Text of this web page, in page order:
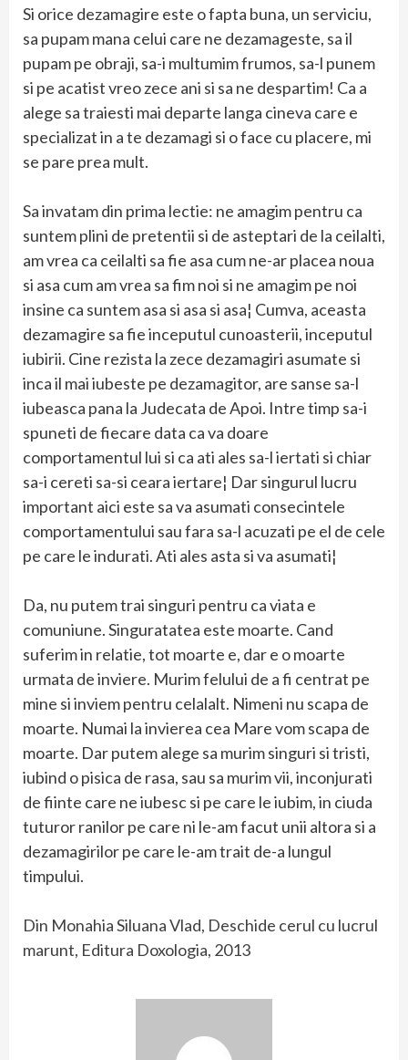
Si orice dezamagire este o fapta buna, un serviciu,
sa pupam mana celui care ne dezamageste, sa il
pupam pe obraji, sa-i multumim frumos, sa-l punem
si pe acatist vreo zece ani si sa ne despartim! Ca a
alege sa traiesti mai departe langa cineva care e
specializat in a te dezamagi si o face cu placere, mi
se pare prea mult.
Sa invatam din prima lectie: ne amagim pentru ca
suntem plini de pretentii si de asteptari de la ceilalti,
am vrea ca ceilalti sa fie asa cum ne-ar placea noua
si asa cum am vrea sa fim noi si ne amagim pe noi
insine ca suntem asa si asa si asa¦ Cumva, aceasta
dezamagire sa fie inceputul cunoasterii, inceputul
iubirii. Cine rezista la zece dezamagiri asumate si
inca il mai iubeste pe dezamagitor, are sanse sa-l
iubeasca pana la Judecata de Apoi. Intre timp sa-i
spuneti de fiecare data ca va doare
comportamentul lui si ca ati ales sa-l iertati si chiar
sa-i cereti sa-si ceara iertare¦ Dar singurul lucru
important aici este sa va asumati consecintele
comportamentului sau fara sa-l acuzati pe el de cele
pe care le indurati. Ati ales asta si va asumati¦
Da, nu putem trai singuri pentru ca viata e
comuniune. Singuratatea este moarte. Cand
suferim in relatie, tot moarte e, dar e o moarte
urmata de inviere. Murim felului de a fi centrat pe
mine si inviem pentru celalalt. Nimeni nu scapa de
moarte. Numai la invierea cea Mare vom scapa de
moarte. Dar putem alege sa murim singuri si tristi,
iubind o pisica de rasa, sau sa murim vii, inconjurati
de fiinte care ne iubesc si pe care le iubim, in ciuda
tuturor ranilor pe care ni le-am facut unii altora si a
dezamagirilor pe care le-am trait de-a lungul
timpului.
Din Monahia Siluana Vlad, Deschide cerul cu lucrul
marunt, Editura Doxologia, 2013